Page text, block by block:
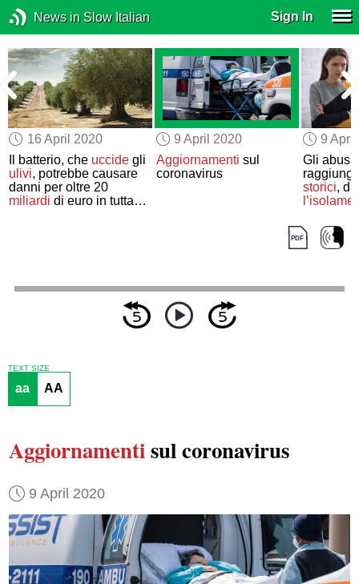
News in Slow Italian Sign In
16 April 2020
Il batterio, che uccide gli
ulivi, potrebbe causare
danni per oltre 20
miliardi di euro in tutta
9 April 2020
Aggiornamenti sul
coronavirus
9
Gli abusi
storici,
TEXT SIZE
aa AA
Aggiornamentisul coronavirus
9 April 2020